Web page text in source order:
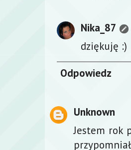
Nika_87
dziękuję :)
Odpowiedz
Unknown
Jestem rok